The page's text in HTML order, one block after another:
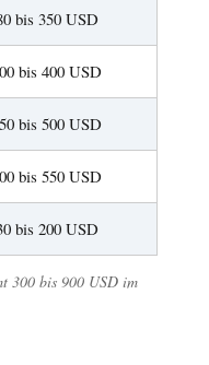
bis 350 USD
bis 400 USD
bis 500 USD
bis 550 USD
bis 200 USD
300 bis 900 USD im